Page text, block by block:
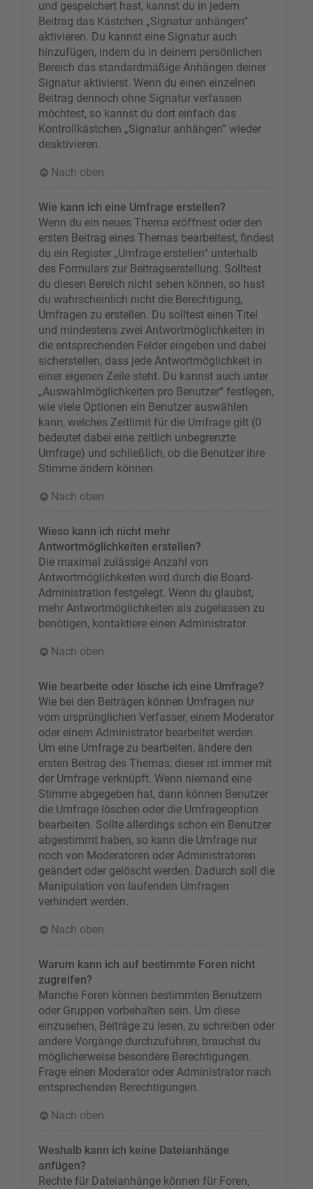
und gespeichert hast, kannst du in jedem
Beitrag das Kästchen „Signatur anhängen“
aktivieren. Du kannst eine Signatur auch
hinzufügen, indem du in deinem persönlichen
Bereich das standardmäßige Anhängen deiner
Signatur aktivierst. Wenn du einen einzelnen
Beitrag dennoch ohne Signatur verfassen
möchtest, so kannst du dort einfach das
Kontrollkästchen „Signatur anhängen“ wieder
deaktivieren.
Nach oben
Wie kann ich eine Umfrage erstellen?
Wenn du ein neues Thema eröffnest oder den
ersten Beitrag eines Themas bearbeitest, findest
du ein Register „Umfrage erstellen“ unterhalb
des Formulars zur Beitragserstellung. Solltest
du diesen Bereich nicht sehen können, so hast
du wahrscheinlich nicht die Berechtigung,
Umfragen zu erstellen. Du solltest einen Titel
und mindestens zwei Antwortmöglichkeiten in
die entsprechenden Felder eingeben und dabei
sicherstellen, dass jede Antwortmöglichkeit in
einer eigenen Zeile steht. Du kannst auch unter
„Auswahlmöglichkeiten pro Benutzer“ festlegen,
wie viele Optionen ein Benutzer auswählen
kann, welches Zeitlimit für die Umfrage gilt (0
bedeutet dabei eine zeitlich unbegrenzte
Umfrage) und schließlich, ob die Benutzer ihre
Stimme ändern können.
Nach oben
Wieso kann ich nicht mehr
Antwortmöglichkeiten erstellen?
Die maximal zulässige Anzahl von
Antwortmöglichkeiten wird durch die Board-
Administration festgelegt. Wenn du glaubst,
mehr Antwortmöglichkeiten als zugelassen zu
benötigen, kontaktiere einen Administrator.
Nach oben
Wie bearbeite oder lösche ich eine Umfrage?
Wie bei den Beiträgen können Umfragen nur
vom ursprünglichen Verfasser, einem Moderator
oder einem Administrator bearbeitet werden.
Um eine Umfrage zu bearbeiten, ändere den
ersten Beitrag des Themas; dieser ist immer mit
der Umfrage verknüpft. Wenn niemand eine
Stimme abgegeben hat, dann können Benutzer
die Umfrage löschen oder die Umfrageoption
bearbeiten. Sollte allerdings schon ein Benutzer
abgestimmt haben, so kann die Umfrage nur
noch von Moderatoren oder Administratoren
geändert oder gelöscht werden. Dadurch soll die
Manipulation von laufenden Umfragen
verhindert werden.
Nach oben
Warum kann ich auf bestimmte Foren nicht
zugreifen?
Manche Foren können bestimmten Benutzern
oder Gruppen vorbehalten sein. Um diese
einzusehen, Beiträge zu lesen, zu schreiben oder
andere Vorgänge durchzuführen, brauchst du
möglicherweise besondere Berechtigungen.
Frage einen Moderator oder Administrator nach
entsprechenden Berechtigungen.
Nach oben
Weshalb kann ich keine Dateianhänge
anfügen?
Rechte für Dateianhänge können für Foren,